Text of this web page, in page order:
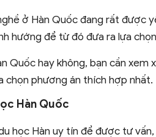
ở Hàn Quốc đang rất được
hướng để từ đó đưa ra lựa
Quốc hay không, bạn cần xem
chọn phương án thích hợp nhất.
Hàn Quốc
học Hàn uy tín để được tư